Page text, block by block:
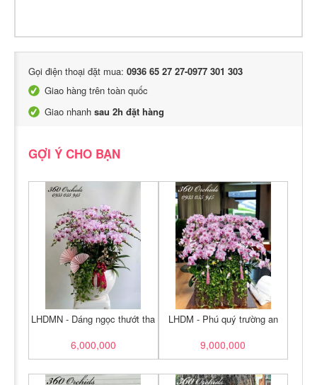
Gọi điện thoại đặt mua: 0936 65 27 27-0977 301 303
Giao hàng trên toàn quốc
Giao nhanh sau 2h đặt hàng
GỢI Ý CHO BẠN
LHDMN - Dáng ngọc thướt tha
6,000,000
LHDM - Phú quý trường an
9,000,000